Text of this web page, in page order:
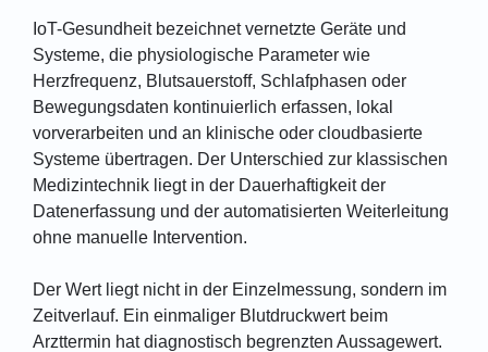
IoT-Gesundheit bezeichnet vernetzte Geräte und
Systeme, die physiologische Parameter wie
Herzfrequenz, Blutsauerstoff, Schlafphasen oder
Bewegungsdaten kontinuierlich erfassen, lokal
vorverarbeiten und an klinische oder cloudbasierte
Systeme übertragen. Der Unterschied zur klassischen
Medizintechnik liegt in der Dauerhaftigkeit der
Datenerfassung und der automatisierten Weiterleitung
ohne manuelle Intervention.
Der Wert liegt nicht in der Einzelmessung, sondern im
Zeitverlauf. Ein einmaliger Blutdruckwert beim
Arzttermin hat diagnostisch begrenzten Aussagewert.